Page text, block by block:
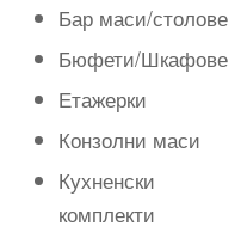
Бар маси/столове
Бюфети/Шкафове
Етажерки
Конзолни маси
Кухненски
комплекти